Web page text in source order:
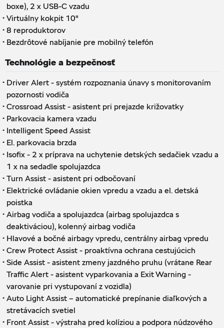
boxe), 2 x USB-C vzadu
· Virtuálny kokpit 10"
· 8 reproduktorov
· Bezdrôtové nabíjanie pre mobilný telefón
Technológie a bezpečnosť
· Driver Alert - systém rozpoznania únavy s monitorovaním
pozornosti vodiča
· Crossroad Assist - asistent pri prejazde križovatky
· Parkovacia kamera vzadu
· Intelligent Speed ​​​​Assist
· El. parkovacia brzda
· Isofix - 2 x príprava na uchytenie detských sedačiek vzadu a
1 x na sedadle spolujazdca
· Turn Assist - asistent pri odbočovaní
· Elektrické ovládanie okien vpredu a vzadu a el. detská
poistka
· Airbag vodiča a spolujazdca (airbag spolujazdca s
deaktiváciou), kolenný airbag vodiča
· Hlavové a bočné airbagy vpredu, centrálny airbag vpredu
· Crew Protect Assist - proaktívna ochrana cestujúcich
· Side Assist - asistent zmeny jazdného pruhu (vrátane Rear
Traffic Alert - asistent vyparkovania a Exit Warning -
varovanie pri vystupovaní z vozidla)
· Auto Light Assist – automatické prepínanie diaľkových a
stretávacích svetiel
· Front Assist - výstraha pred kolíziou a podpora núdzového